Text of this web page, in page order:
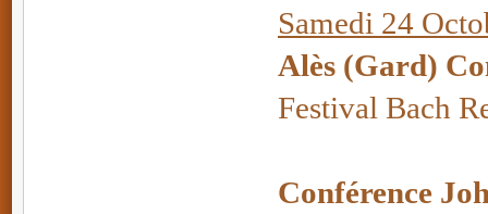
Samedi 24
Alès (Gard)
Festival Bach
Conférence